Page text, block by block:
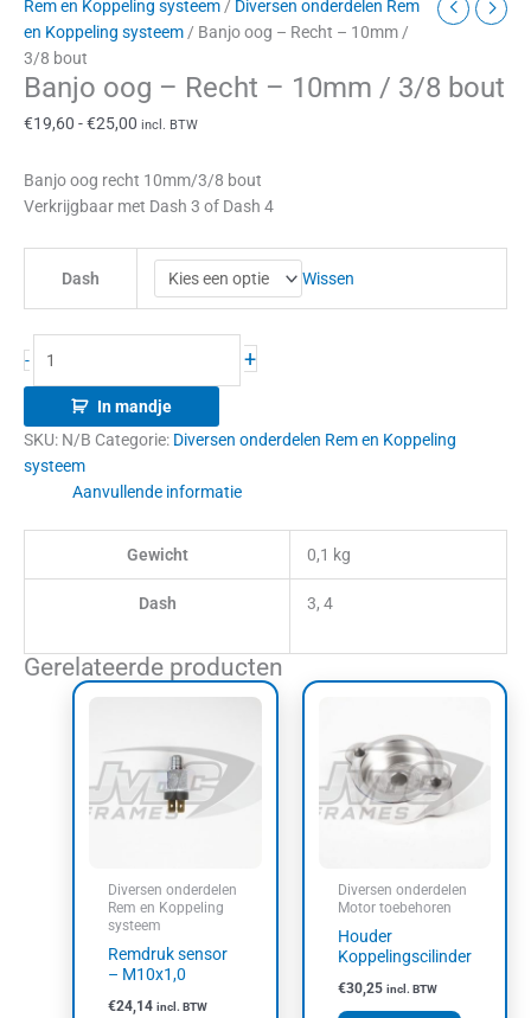
Rem en Koppeling systeem/ Diversen onderdelen Rem
en Koppeling systeem/ Banjo oog – Recht – 10mm /
3/8 bout
Banjo oog – Recht – 10mm / 3/8 bout
€19,60 -€25,00 incl. BTW
Banjo oog recht 10mm/3/8 bout
Verkrijgbaar met Dash 3 of Dash 4
Dash Wissen
- +
In mandje
SKU: N/B Categorie: Diversen onderdelen Rem en Koppeling
systeem
Aanvullende informatie
Gewicht 0,1 kg
Dash 3, 4
Gerelateerde producten
Diversen onderdelen
Rem en Koppeling
systeem
Remdruk sensor
– M10x1,0
€24,14 incl. BTW
Diversen onderdelen
Motor toebehoren
Houder
Koppelingscilinder
€30,25 incl. BTW